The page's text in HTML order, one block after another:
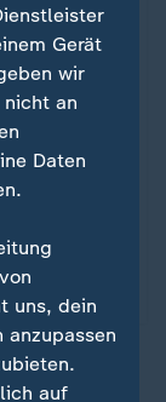
in der
Leistung
schien
Gerät
wir
an
Daten
uns, dein
anzupassen
auf